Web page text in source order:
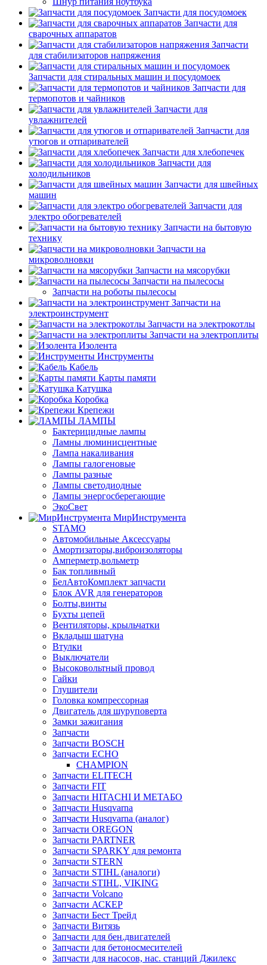
Запчасти для посудомоек
Запчасти для
сварочных аппаратов
Запчасти
для стабилизаторов напряжения
Запчасти для стиральных машин и посудомоек
Запчасти для
термопотов и чайников
Запчасти для
увлажнителей
Запчасти для
утюгов и отпаривателей
Запчасти для хлебопечек
Запчасти для
холодильников
Запчасти для швейных
машин
Запчасти для
электро обогревателей
Запчасти на бытовую
технику
Запчасти на
микроволновки
Запчасти на мясорубки
Запчасти на пылесосы
Запчасти на роботы пылесосы
Запчасти на
электроинструмент
Запчасти на электрокотлы
Запчасти на электроплиты
Изолента
Инструменты
Кабель
Карты памяти
Катушка
Коробка
Крепежи
ЛАМПЫ
Бактерицидные лампы
Ламны люминисцентные
Лампа накаливания
Лампы галогеновые
Лампы разные
Лампы светодиодные
Лампы энергосберегающие
ЭкоСвет
МирИнструмента
STAMO
Автомобильные Аксессуары
Амортизаторы,виброизоляторы
Амперметр,вольметр
Бак топливный
БелАвтоКомплект запчасти
Блок AVR для генераторов
Болты,винты
Бухты цепей
Вентиляторы, крыльчатки
Вкладыш шатуна
Втулки
Выключатели
Высоковольтный провод
Гайки
Глушители
Головка компрессорная
Двигатель для шуруповерта
Замки зажигания
Запчасти
Запчасти BOSCH
Запчасти ECHO
CHAMPION
Запчасти ELITECH
Запчасти FIT
Запчасти HITACHI И МЕТАБО
Запчасти Husqvarna
Запчасти Husqvarna (аналог)
Запчасти OREGON
Запчасти PARTNER
Запчасти SPARKY для ремонта
Запчасти STERN
Запчасти STIHL (аналоги)
Запчасти STIHL, VIKING
Запчасти Volcano
Запчасти АСКЕР
Запчасти Бест Трейд
Запчасти Витязь
Запчасти для бен.двигателей
Запчасти для бетоносмесителей
Запчасти для насосов, нас. станций Джилекс